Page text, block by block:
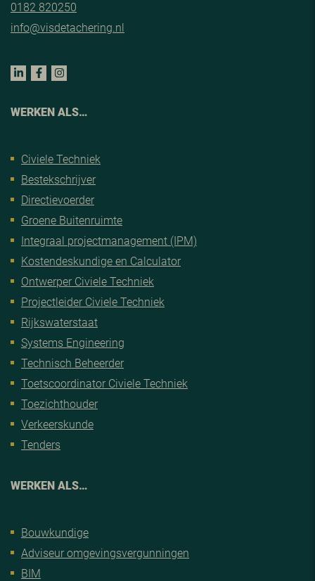
0182 820250
info@visdetachering.nl
WERKEN ALS…
Civiele Techniek
Bestekschrijver
Directievoerder
Groene Buitenruimte
Integraal projectmanagement (IPM)
Kostendeskundige en Calculator
Ontwerper Civiele Techniek
Projectleider Civiele Techniek
Rijkswaterstaat
Systems Engineering
Technisch Beheerder
Toetscoordinator Civiele Techniek
Toezichthouder
Verkeerskunde
Tenders
WERKEN ALS…
Bouwkundige
Adviseur omgevingsvergunningen
BIM